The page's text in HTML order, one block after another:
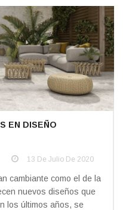
EN DISEÑO
13 De Julio De 2020
cambiante como el de la
nuevos diseños que
los últimos años, se